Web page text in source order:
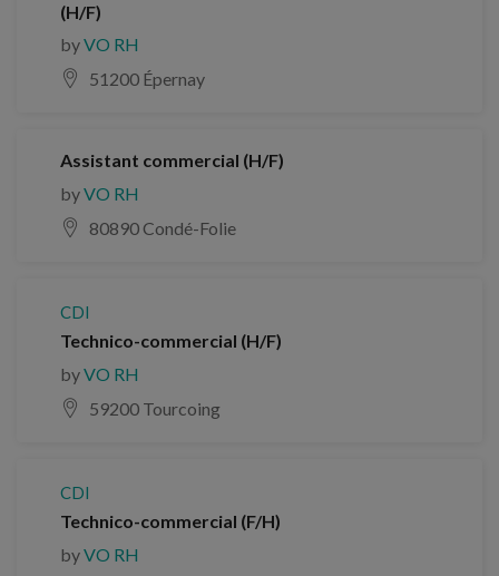
(H/F)
byVO RH
51200 Épernay
Assistant commercial (H/F)
byVO RH
80890 Condé-Folie
CDI
Technico-commercial (H/F)
byVO RH
59200 Tourcoing
CDI
Technico-commercial (F/H)
byVO RH